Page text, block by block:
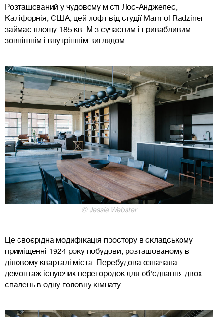
Розташований у чудовому місті Лос-Анджелес,
Каліфорнія, США, цей лофт від студії Marmol Radziner
займає площу 185 кв. М з сучасним і привабливим
зовнішнім і внутрішнім виглядом.
© Jessie Webster
Це своєрідна модифікація простору в складському
приміщенні 1924 року побудови, розташованому в
діловому кварталі міста. Перебудова означала
демонтаж існуючих перегородок для об'єднання двох
спалень в одну головну кімнату.